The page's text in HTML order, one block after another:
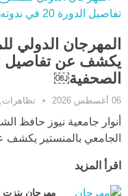
المهرجان الدولي
الصحفية￼
06 أغسطس 2026 تظاهرات
أنوار جامعية نيوز حافظ
الجامعي بالمنستير يكشف
اقرأ المزيد
مهرجان بنزت